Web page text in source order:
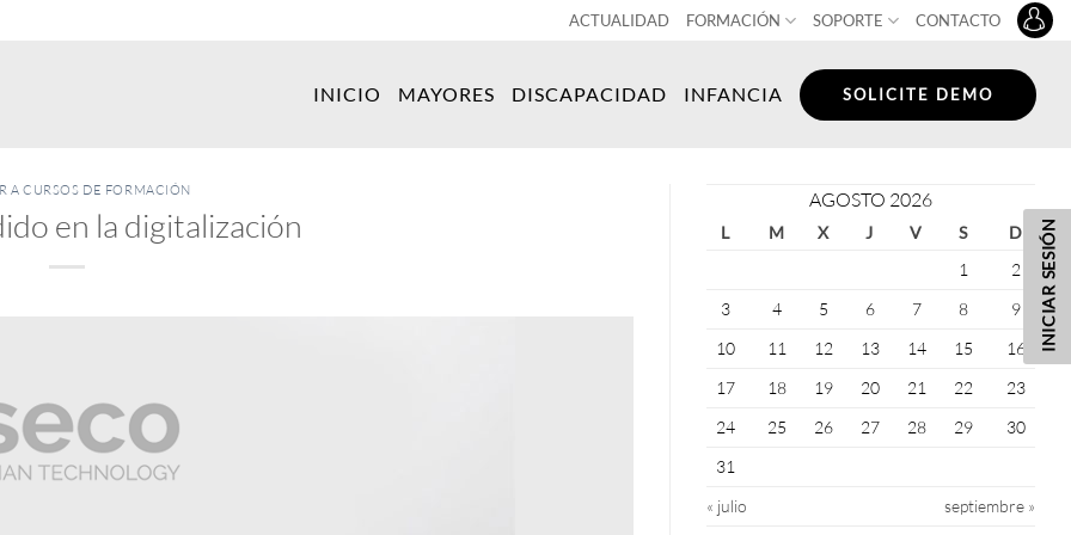
ACTUALIDAD FORMACIÓN SOPORTE CONTACTO
INICIO MAYORES DISCAPACIDAD INFANCIA SOLICITE DEMO
A CURSOS DE FORMACIÓN
en la digitalización
AGOSTO 2026
L M X J V S
D
1
2
3
4 5 6 7 8
9
10
11 12 13 14 15
16
17
18 19 20 21 22
23
24
25 26 27 28 29
30
31
« julio
septiembre »
INICIAR SESIÓN